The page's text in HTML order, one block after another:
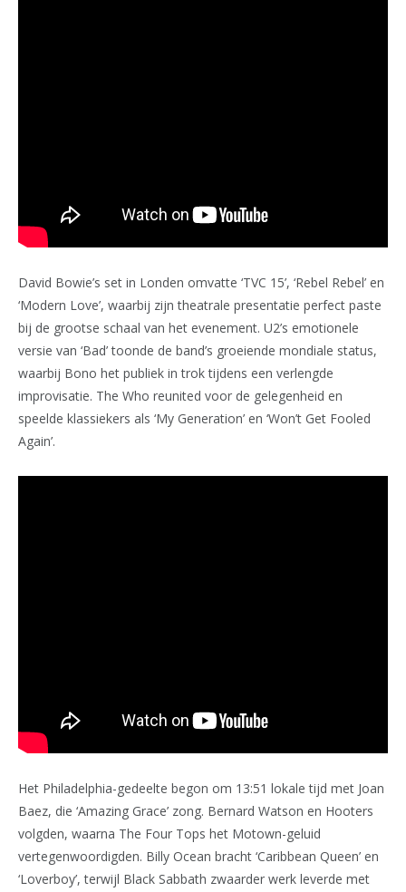
David Bowie’s set in Londen omvatte ‘TVC 15’, ‘Rebel Rebel’ en
‘Modern Love’, waarbij zijn theatrale presentatie perfect paste
bij de grootse schaal van het evenement. U2’s emotionele
versie van ‘Bad’ toonde de band’s groeiende mondiale status,
waarbij Bono het publiek in trok tijdens een verlengde
improvisatie. The Who reunited voor de gelegenheid en
speelde klassiekers als ‘My Generation’ en ‘Won’t Get Fooled
Again’.
Het Philadelphia-gedeelte begon om 13:51 lokale tijd met Joan
Baez, die ‘Amazing Grace’ zong. Bernard Watson en Hooters
volgden, waarna The Four Tops het Motown-geluid
vertegenwoordigden. Billy Ocean bracht ‘Caribbean Queen’ en
‘Loverboy’, terwijl Black Sabbath zwaarder werk leverde met